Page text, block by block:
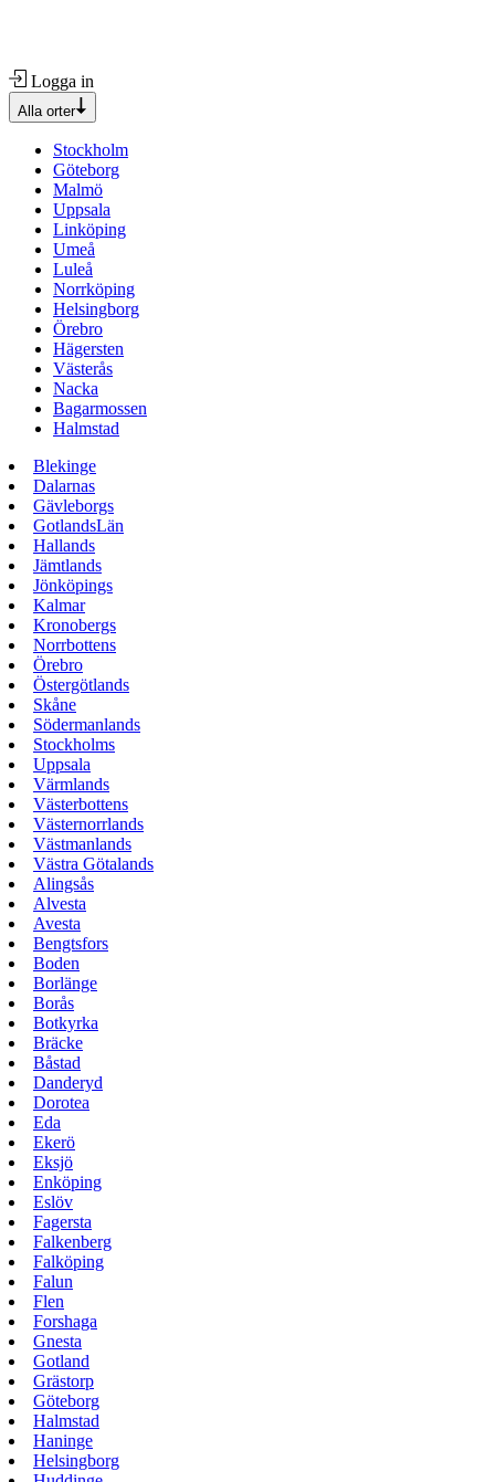
Logga in
Alla orter
Stockholm
Göteborg
Malmö
Uppsala
Linköping
Umeå
Luleå
Norrköping
Helsingborg
Örebro
Hägersten
Västerås
Nacka
Bagarmossen
Halmstad
Blekinge
Dalarnas
Gävleborgs
GotlandsLän
Hallands
Jämtlands
Jönköpings
Kalmar
Kronobergs
Norrbottens
Örebro
Östergötlands
Skåne
Södermanlands
Stockholms
Uppsala
Värmlands
Västerbottens
Västernorrlands
Västmanlands
Västra Götalands
Alingsås
Alvesta
Avesta
Bengtsfors
Boden
Borlänge
Borås
Botkyrka
Bräcke
Båstad
Danderyd
Dorotea
Eda
Ekerö
Eksjö
Enköping
Eslöv
Fagersta
Falkenberg
Falköping
Falun
Flen
Forshaga
Gnesta
Gotland
Grästorp
Göteborg
Halmstad
Haninge
Helsingborg